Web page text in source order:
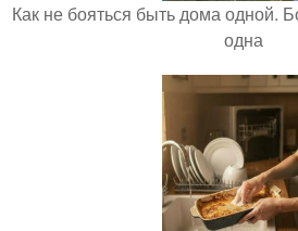
Как не бояться быть дома одной.
одна